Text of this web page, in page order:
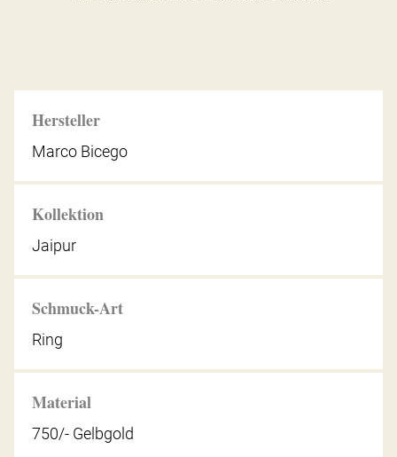
Hersteller
Marco Bicego
Kollektion
Jaipur
Schmuck-Art
Ring
Material
750/- Gelbgold